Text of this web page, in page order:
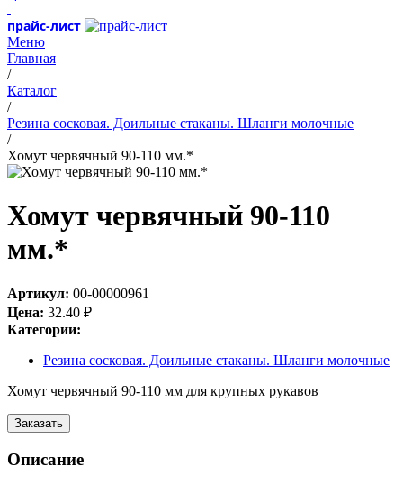
прайс-лист
Меню
Главная
/
Каталог
/
Резина сосковая. Доильные стаканы. Шланги молочные
/
Хомут червячный 90-110 мм.*
Хомут червячный 90-110
мм.*
Артикул: 00-00000961
Цена: 32.40 ₽
Категории:
Резина сосковая. Доильные стаканы. Шланги молочные
Хомут червячный 90-110 мм для крупных рукавов
Заказать
Описание